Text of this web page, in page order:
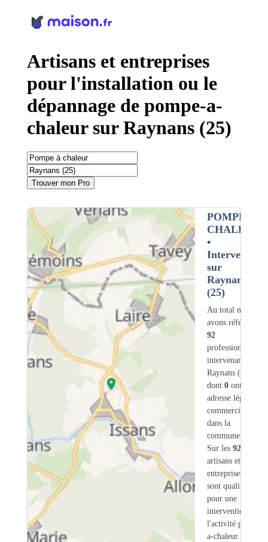
Artisans et entreprises
pour l'installation ou le
dépannage de pompe-a-
chaleur sur Raynans (25)
Trouver mon Pro
POMPE À
CHALEUR
•
Intervention
sur
Raynans
(25)
Au total nous
avons référencé
92
professionnels
intervenant sur
Raynans (25)
dont 0ont une
adresse légale ou
commerciale
dans la
commune.
Sur les 92
artisans et
entreprises
sont qualifiés
pour une
intervention sur
l'activité pompe-
a-chaleur.